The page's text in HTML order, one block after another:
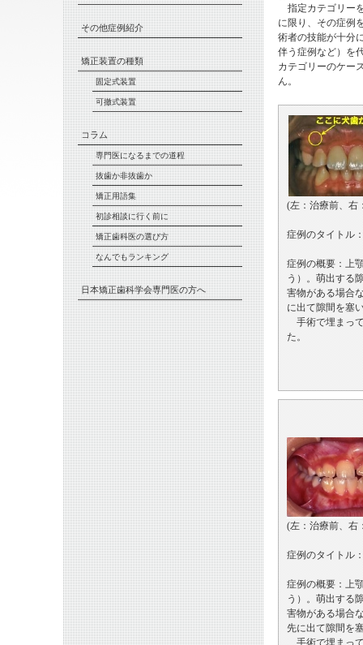
指定カテゴリー
に限り、その症例
術者の技能が十分
伴う症例など）を
カテゴリーのケー
ん。
(左：治療前、右
症例のタイトル
症例の概要：上
う）。萌出する
害物がある場合
に出て隙間を塞
手術で埋まって
た。
(左：治療前、右
症例のタイトル
症例の概要：上
う）。萌出する
害物がある場合
先に出て隙間を
手術で埋まって
その他症例紹介
矯正装置の種類
固定式装置
可撤式装置
コラム
専門医になるまでの道程
抜歯か非抜歯か
矯正用語集
初診相談に行く前に
矯正歯科医の選び方
なんでもランキング
日本矯正歯科学会専門医の方へ